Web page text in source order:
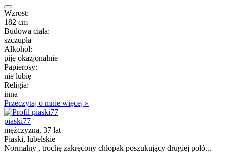
Wzrost:
182 cm
Budowa ciała:
szczupła
Alkohol:
piję okazjonalnie
Papierosy:
nie lubię
Religia:
inna
Przeczytaj o mnie więcej »
piaski77
mężczyzna, 37 lat
Piaski, lubelskie
Normalny , trochę zakręcony chłopak poszukujący drugiej połó...